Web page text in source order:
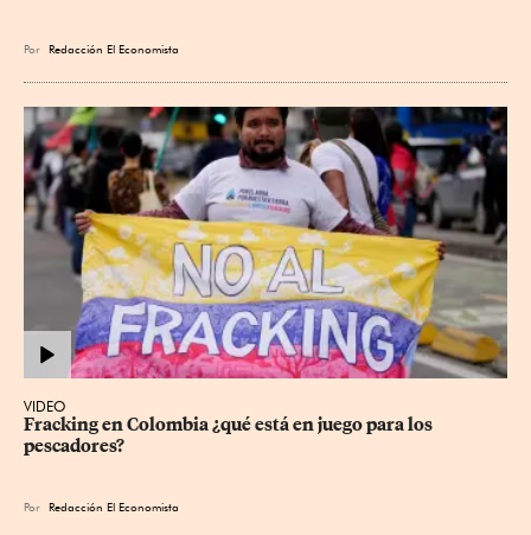
Por Redacción El Economista
VIDEO
Fracking en Colombia ¿qué está en juego para los
pescadores?
Por Redacción El Economista